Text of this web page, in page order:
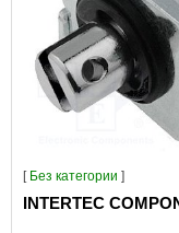
[ Без категории ]
INTERTEC